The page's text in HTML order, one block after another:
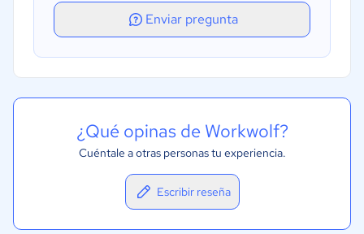
Enviar pregunta
¿Qué opinas de Workwolf?
Cuéntale a otras personas tu experiencia.
Escribir reseña